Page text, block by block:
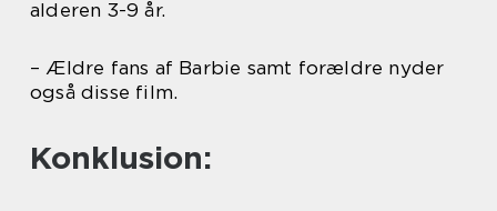
alderen 3-9 år.
– Ældre fans af Barbie samt forældre nyder
også disse film.
Konklusion: